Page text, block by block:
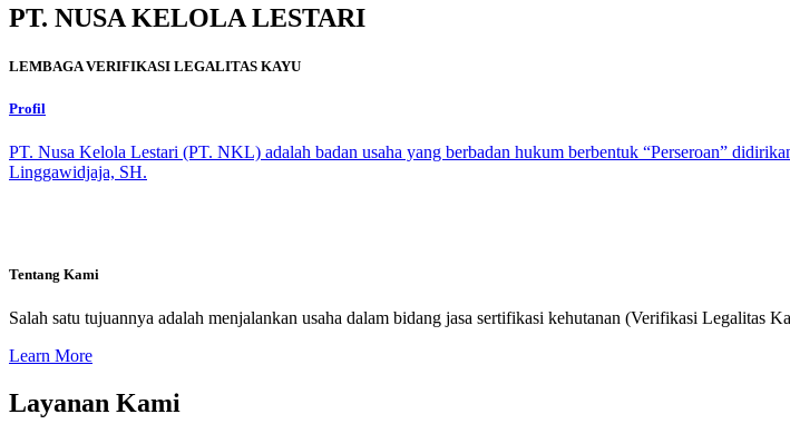
PT. NUSA KELOLA LESTARI
LEMBAGA VERIFIKASI LEGALITAS KAYU
Profil
PT. Nusa Kelola Lestari (PT. NKL) adalah badan usaha yang berbadan hukum berbentuk “Perseroan”
Linggawidjaja, SH.
Tentang Kami
Salah satu tujuannya adalah menjalankan usaha dalam bidang jasa sertifikasi kehutanan (Verifikasi Legalitas
Learn More
Layanan Kami